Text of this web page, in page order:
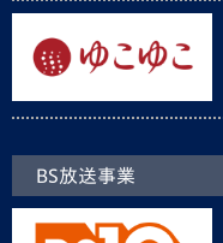
BS放送事業